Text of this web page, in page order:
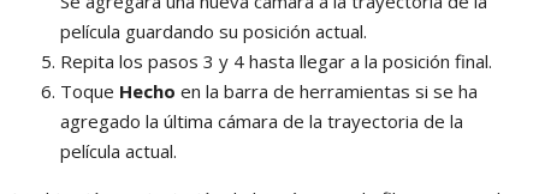
película guardando su posición actual.
Repita los pasos 3 y 4 hasta llegar a la posición final.
Toque Hecho en la barra de herramientas si se ha
agregado la última cámara de la trayectoria de la
película actual.